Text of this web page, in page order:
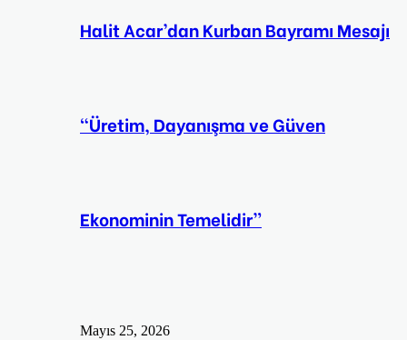
Halit Acar’dan Kurban Bayramı Mesajı
“Üretim, Dayanışma ve Güven
Ekonominin Temelidir”
Mayıs 25, 2026